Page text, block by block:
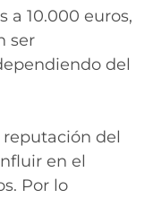
a 10.000 euros,
ser
del
del
en el
Por lo